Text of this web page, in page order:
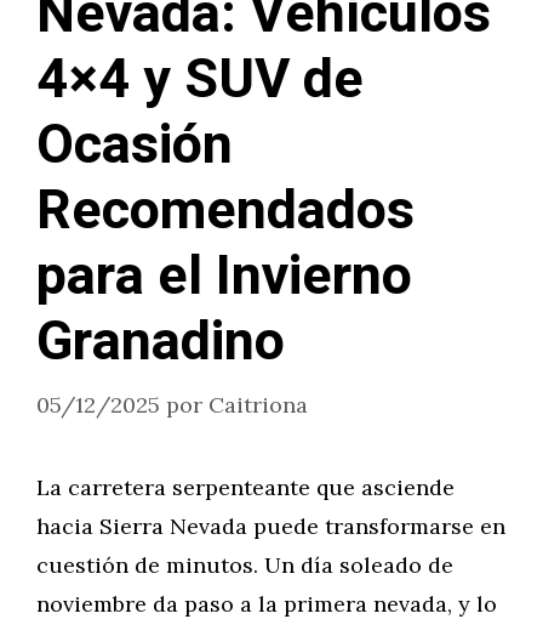
4×4 y SUV de
Ocasión
Recomendados
para el Invierno
Granadino
05/12/2025 por Caitriona
La carretera serpenteante que asciende
hacia Sierra Nevada puede transformarse en
cuestión de minutos. Un día soleado de
noviembre da paso a la primera nevada, y lo